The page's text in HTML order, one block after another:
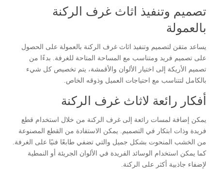
تصميم وتنفيذ اثاث غرف الركنة
بالعمولة
يساعد متقن لتصميم وتنفيذ اثاث غرف الركنة بالعمولة على الحصول
على تصميم فريد ومتناسب مع المساحة المتاحة للغرفة. بدءًا من
تصميم الأريكة إلى اختيار الألوان والأقمشة، يتم تخصيص كل شيء
بالكامل لتتناسب مع احتياجات العميل وذوقه الخاص.
أفكار رائعة لاثاث غرف الركنة
يمكن إضافة لمسات رائعة إلى غرف الركنة من خلال استخدام قطع
فريدة وذات ابتكار في التصميم. يمكن الاستفادة من القطع المصنوعة
من الخشب المنحوت بشكل جميل والتي تضفي طابعًا فنيًا على الغرفة.
كما يمكن استخدام الوسائد الفريدة في الألوان الجريئة أو النمطية
لإضفاء جاذبية أكثر على الركنة.